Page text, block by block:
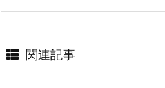
関連記事